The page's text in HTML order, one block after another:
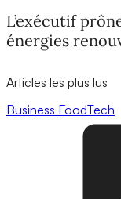
L’exécutif
énergies
Articles les plus lus
Business FoodTech